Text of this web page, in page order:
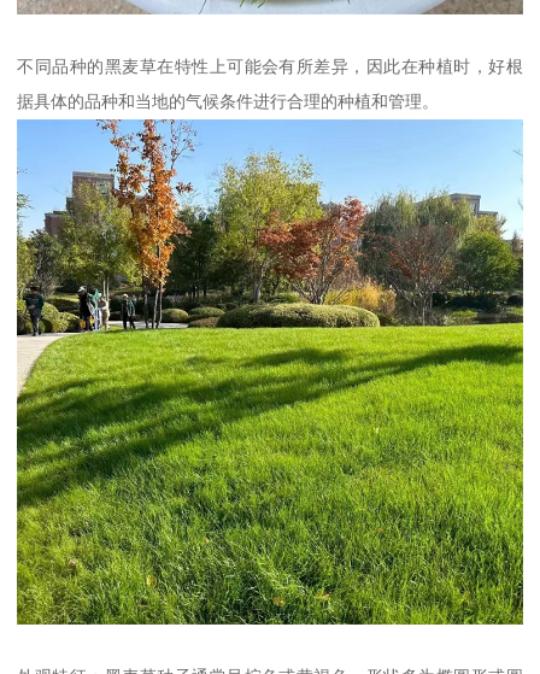
不同品种的黑麦草在特性上可能会有所差异，因此在种植时，好根
据具体的品种和当地的气候条件进行合理的种植和管理。